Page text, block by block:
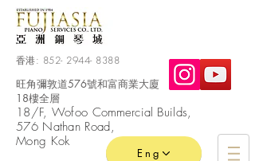
香港: 852- 2944- 8388
旺角彌敦道576號和富商業大廈
18樓全層
​18/F, Wofoo Commercial Builds,
576 Nathan Road,
Mong Kok
Eng